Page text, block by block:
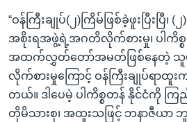
“ဝန်ကြီးချုပ်(၂)ကြိမ်ဖြစ်ခဲ့ဖူးပြီးပြီ၊
အစိုးရအဖွဲ့ရဲ့အဂတိလိုက်စားမှု၊ ပါကိစ္
အထက်လွှတ်တော်အမတ်ဖြစ်နေတဲ့ သူ
လိုက်စားမှုကြောင့် ဝန်ကြီးချုပ်ရာထူး
တယ်။ ဒါပေမဲ့ ပါကိစ္စတန် နိုင်ငံကို
တိုမိသားစု၊ အထူးသဖြင့် ဘနာဇီယာ